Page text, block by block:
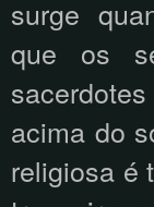
surge
que os
acima do
religiosa é